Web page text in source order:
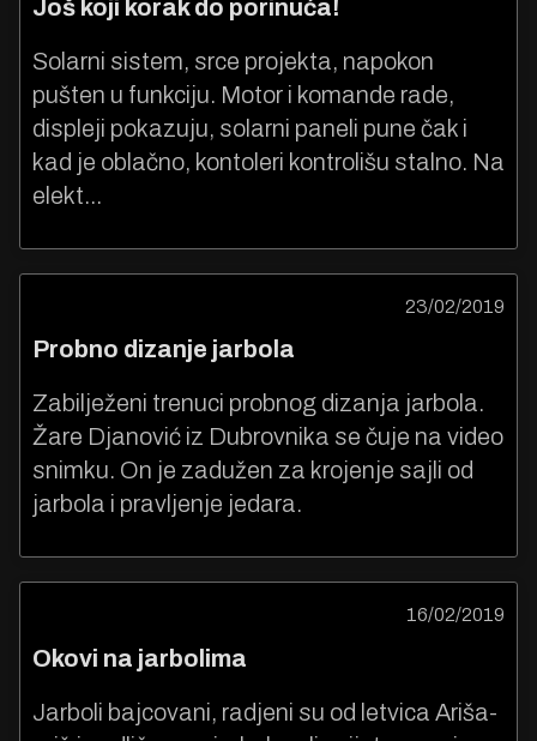
Još koji korak do porinuća!
Solarni sistem, srce projekta, napokon
pušten u funkciju. Motor i komande rade,
displeji pokazuju, solarni paneli pune čak i
kad je oblačno, kontoleri kontrolišu stalno. Na
elekt...
23/02/2019
Probno dizanje jarbola
Zabilježeni trenuci probnog dizanja jarbola.
Žare Djanović iz Dubrovnika se čuje na video
snimku. On je zadužen za krojenje sajli od
jarbola i pravljenje jedara.
16/02/2019
Okovi na jarbolima
Jarboli bajcovani, radjeni su od letvica Ariša-